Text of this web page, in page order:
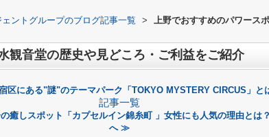
ントグループのブログ記事一覧 >
上野でおすすめのパワース
観音堂の歴史や見どころ・ご利益をご紹介
区にある"謎"のテーマパーク「TOKYO MYSTERY CIRCUS」と
記事一覧
癒しスポット「カプセルイン錦糸町 」女性にも人気の理由とは
へ ≫